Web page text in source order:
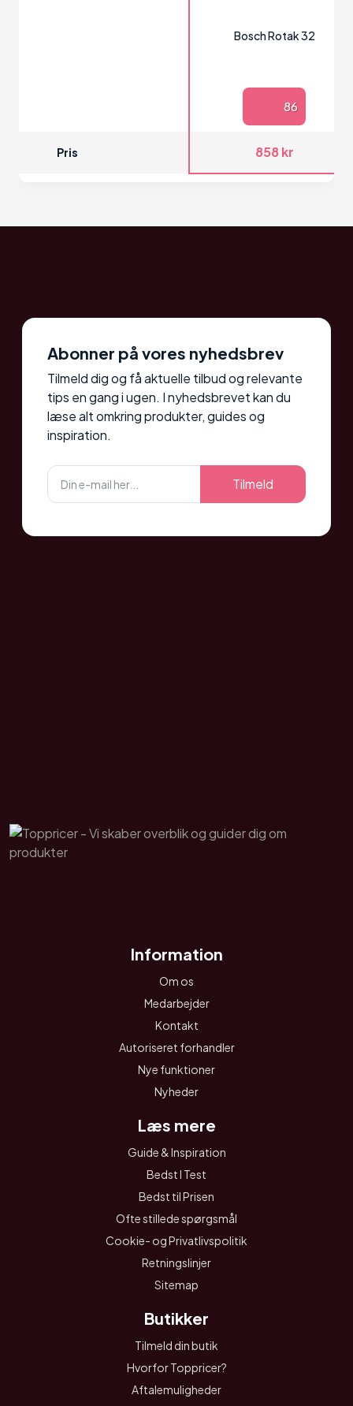
Bosch Rotak 32
86
Pris 858 kr
Abonner på vores nyhedsbrev
Tilmeld dig og få aktuelle tilbud og relevante
tips en gang i ugen. I nyhedsbrevet kan du
læse alt omkring produkter, guides og
inspiration.
Tilmeld
Information
Om os
Medarbejder
Kontakt
Autoriseret forhandler
Nye funktioner
Nyheder
Læs mere
Guide & Inspiration
Bedst I Test
Bedst til Prisen
Ofte stillede spørgsmål
Cookie- og Privatlivspolitik
Retningslinjer
Sitemap
Butikker
Tilmeld din butik
Hvorfor Toppricer?
Aftalemuligheder